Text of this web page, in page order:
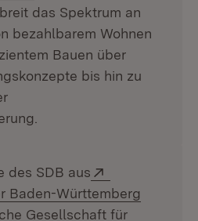
das Spektrum an
bezahlbarem Wohnen
Bauen über
bis hin zu
des SDB aus
Baden-Württemberg
Fenster)
Gesellschaft für